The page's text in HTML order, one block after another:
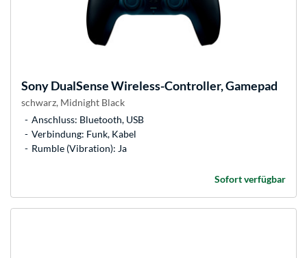
SonyDualSense Wireless-Controller, Gamepad
schwarz, Midnight Black
Anschluss: Bluetooth, USB
Verbindung: Funk, Kabel
Rumble (Vibration): Ja
Sofort verfügbar